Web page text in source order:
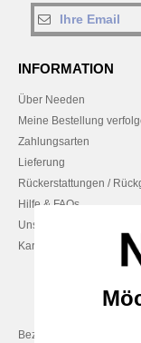
INFORMATION
Über Needen
Meine Bestellung
Zahlungsarten
Lieferung
Rückerstattungen /
Hilfe & FAQs
Unsere Engagements
Karriere
Bezahlung mit